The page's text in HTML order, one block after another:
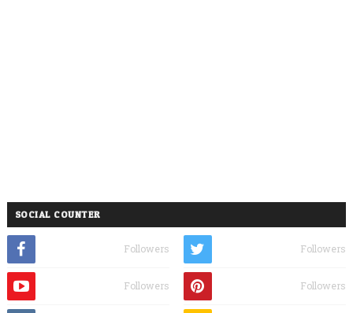
SOCIAL COUNTER
Followers
Followers
Followers Followers